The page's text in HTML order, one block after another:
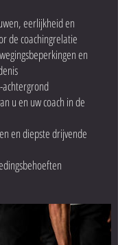
eerlijkheid en
de coachingrelatie
en
u en uw coach in de
en diepste drijvende